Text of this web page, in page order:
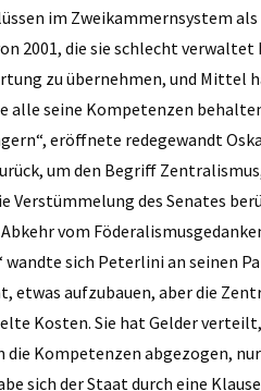
im Zweikammernsystem
2001, die sie schlecht
zu übernehmen, und Mittel
seine Kompetenzen
eröffnete redegewandt
um den Begriff
Verstümmelung des Senates
vom
sich Peterlini an seinen
etwas aufzubauen, aber die
Kosten. Sie hat Gelder
Kompetenzen abgezogen,
sich der Staat durch eine